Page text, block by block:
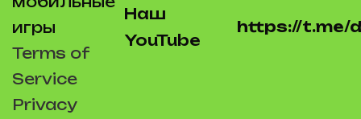
игры
Terms of
Service
Privacy
Наш
YouTube
https://t.me/